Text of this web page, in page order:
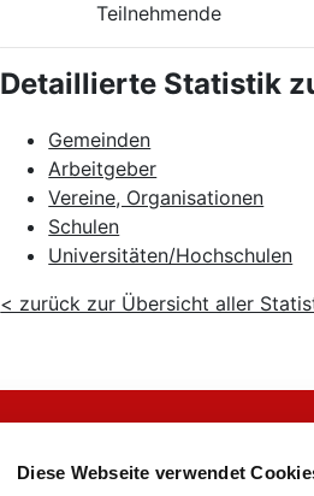
Diese Webseite verwendet
Teilnehmende
Detaillierte Statistik
Gemeinden
Arbeitgeber
Vereine, Organisationen
Schulen
Universitäten/Hochschulen
< zurück zur Übersicht aller